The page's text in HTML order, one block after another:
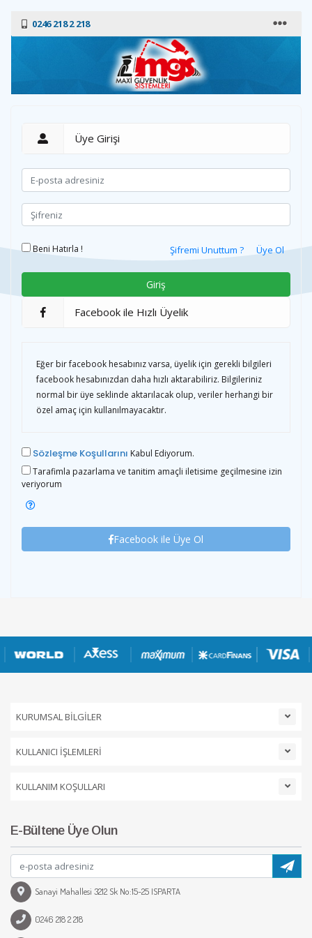
0246 218 2 218
Üye Girişi
Beni Hatırla ! Üye Ol
Şifremi Unuttum ?
Facebook ile Hızlı Üyelik
Eğer bir facebook hesabınız varsa, üyelik için gerekli bilgileri
facebook hesabınızdan daha hızlı aktarabiliriz. Bilgileriniz
normal bir üye seklinde aktarılacak olup, veriler herhangi bir
özel amaç için kullanılmayacaktır.
Sözleşme Koşullarını Kabul Ediyorum.
Tarafimla pazarlama ve tanitim amaçli iletisime geçilmesine izin
veriyorum
Facebook ile Üye Ol
KURUMSAL BİLGİLER
KULLANICI İŞLEMLERİ
KULLANIM KOŞULLARI
E-Bültene Üye Olun
Sanayi Mahallesi 3212 Sk No:15-25 ISPARTA
0246 218 2 218